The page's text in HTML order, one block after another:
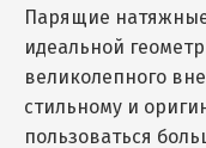
Парящие
идеальной
великолепного
стильному и
пользоваться